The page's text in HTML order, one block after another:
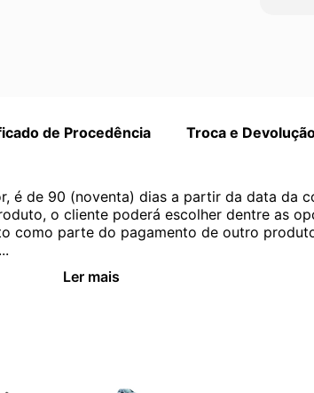
de Procedência Troca e
é de 90 (noventa) dias a partir da data da
o cliente poderá escolher dentre as
como parte do pagamento de outro
Ler mais